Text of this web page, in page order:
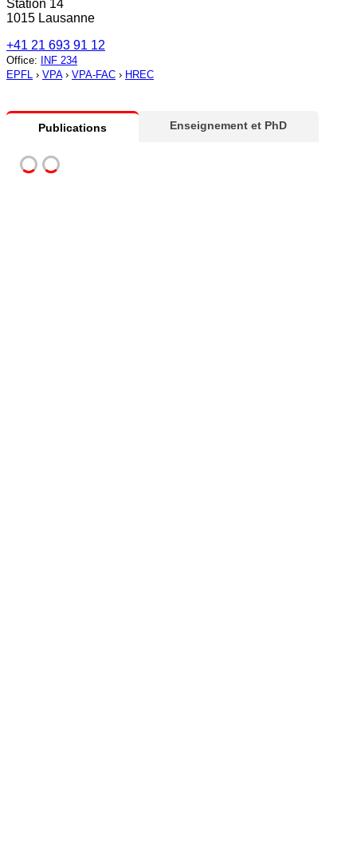
Station 14
1015 Lausanne
+41 21 693 91 12
Office: INF 234
EPFL › VPA› VPA-FAC › HREC
Publications Enseignement et PhD